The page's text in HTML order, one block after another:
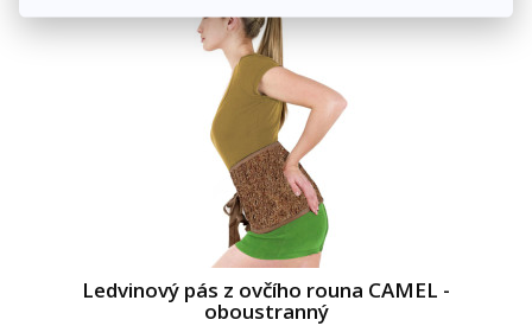
Ledvinový pás z ovčího rouna CAMEL -
oboustranný